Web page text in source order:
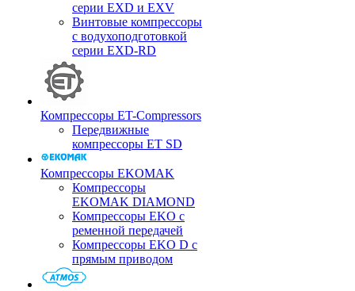
серии EXD и EXV
Винтовые компрессоры
с водухоподготовкой
серии EXD-RD
Компрессоры ET-Compressors
Передвижные
компрессоры ET SD
Компрессоры EKOMAK
Компрессоры
EKOMAK DIAMOND
Компрессоры EKO c
ременной передачей
Компрессоры EKO D с
прямым приводом